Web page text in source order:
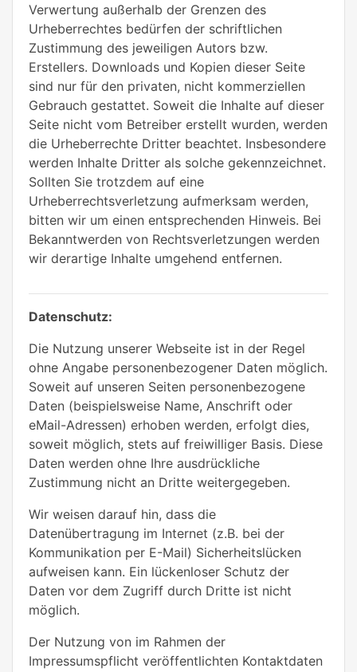
Verwertung außerhalb der Grenzen des
Urheberrechtes bedürfen der schriftlichen
Zustimmung des jeweiligen Autors bzw.
Erstellers. Downloads und Kopien dieser Seite
sind nur für den privaten, nicht kommerziellen
Gebrauch gestattet. Soweit die Inhalte auf dieser
Seite nicht vom Betreiber erstellt wurden, werden
die Urheberrechte Dritter beachtet. Insbesondere
werden Inhalte Dritter als solche gekennzeichnet.
Sollten Sie trotzdem auf eine
Urheberrechtsverletzung aufmerksam werden,
bitten wir um einen entsprechenden Hinweis. Bei
Bekanntwerden von Rechtsverletzungen werden
wir derartige Inhalte umgehend entfernen.
Datenschutz:
Die Nutzung unserer Webseite ist in der Regel
ohne Angabe personenbezogener Daten möglich.
Soweit auf unseren Seiten personenbezogene
Daten (beispielsweise Name, Anschrift oder
eMail-Adressen) erhoben werden, erfolgt dies,
soweit möglich, stets auf freiwilliger Basis. Diese
Daten werden ohne Ihre ausdrückliche
Zustimmung nicht an Dritte weitergegeben.
Wir weisen darauf hin, dass die
Datenübertragung im Internet (z.B. bei der
Kommunikation per E-Mail) Sicherheitslücken
aufweisen kann. Ein lückenloser Schutz der
Daten vor dem Zugriff durch Dritte ist nicht
möglich.
Der Nutzung von im Rahmen der
Impressumspflicht veröffentlichten Kontaktdaten